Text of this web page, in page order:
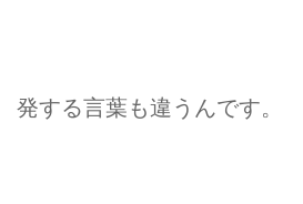
発する言葉も違うんです。